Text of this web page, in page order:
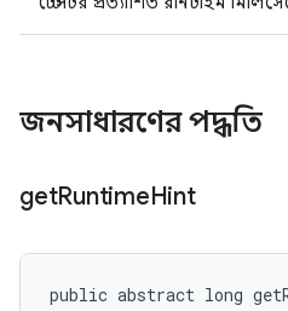
জনসাধারণের পদ্ধতি
getRuntimeHint
public abstract long